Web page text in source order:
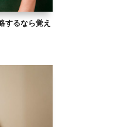
するなら覚え